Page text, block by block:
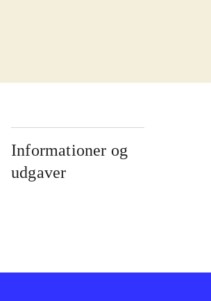
Informationer og
udgaver